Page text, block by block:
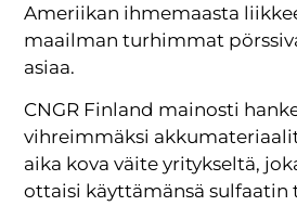
Ameriikan ihmemaasta
maailman turhimmat
asiaa.
CNGR Finland mainosti
vihreimmäksi
aika kova väite yritykseltä,
ottaisi käyttämänsä sulfaatin